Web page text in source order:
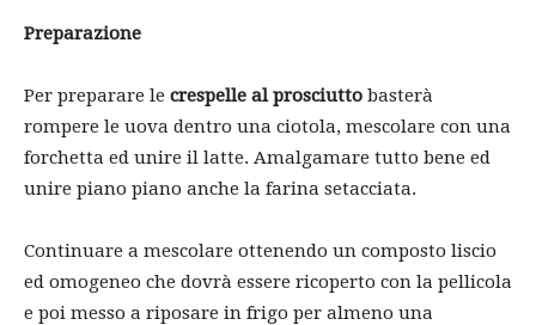
Preparazione
Per preparare le crespelle al prosciutto basterà
rompere le uova dentro una ciotola, mescolare con una
forchetta ed unire il latte. Amalgamare tutto bene ed
unire piano piano anche la farina setacciata.
Continuare a mescolare ottenendo un composto liscio
ed omogeneo che dovrà essere ricoperto con la pellicola
e poi messo a riposare in frigo per almeno una